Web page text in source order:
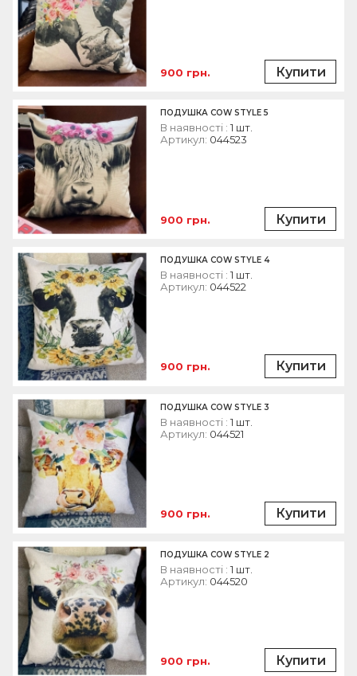
900 грн. Купити
В наявності : 1 шт.
Артикул: 044523
ПОДУШКА COW STYLE 5
900 грн. Купити
В наявності : 1 шт.
Артикул: 044522
ПОДУШКА COW STYLE 4
900 грн. Купити
В наявності : 1 шт.
Артикул: 044521
ПОДУШКА COW STYLE 3
900 грн. Купити
В наявності : 1 шт.
Артикул: 044520
ПОДУШКА COW STYLE 2
900 грн. Купити